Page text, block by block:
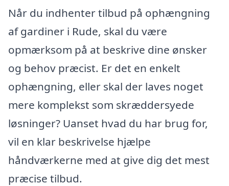
Når du indhenter tilbud på ophængning
af gardiner i Rude, skal du være
opmærksom på at beskrive dine ønsker
og behov præcist. Er det en enkelt
ophængning, eller skal der laves noget
mere komplekst som skræddersyede
løsninger? Uanset hvad du har brug for,
vil en klar beskrivelse hjælpe
håndværkerne med at give dig det mest
præcise tilbud.